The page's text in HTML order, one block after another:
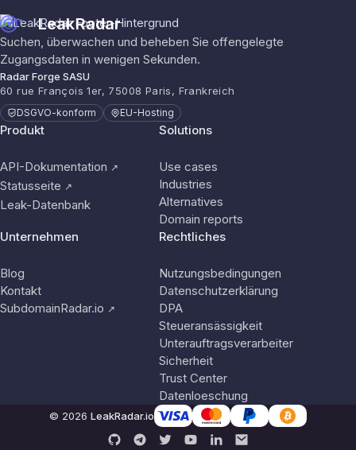
LeakRadar
Suchen, überwachen und beheben Sie offengelegte
Zugangsdaten in wenigen Sekunden.
Radar Forge SASU
60 rue François 1er, 75008 Paris, Frankreich
DSGVO-konform EU-Hosting
Produkt
API-Dokumentation ↗
Statusseite ↗
Leak-Datenbank
Solutions
Use cases
Industries
Alternatives
Domain reports
Unternehmen
Blog
Kontakt
SubdomainRadar.io ↗
Rechtliches
Nutzungsbedingungen
Datenschutzerklärung
DPA
Steueransässigkeit
Unterauftragsverarbeiter
Sicherheit
Trust Center
Datenloeschung
© 2026 LeakRadar.io